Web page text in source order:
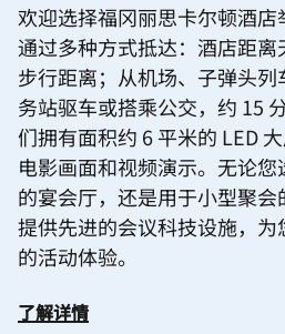
欢迎选择福冈丽思卡尔顿酒
通过多种方式抵达：酒店距
步行距离；从机场、子弹头
务站驱车或搭乘公交，约 15
们拥有面积约 6 平米的 LED
电影画面和视频演示。无论
的宴会厅，还是用于小型聚
提供先进的会议科技设施，
的活动体验。
了解详情